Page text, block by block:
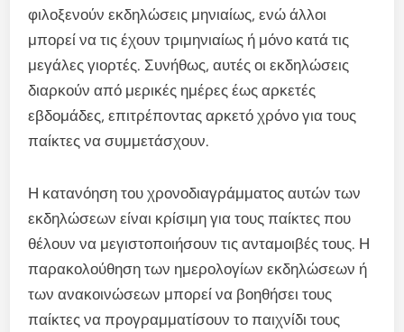
φιλοξενούν εκδηλώσεις μηνιαίως, ενώ άλλοι
μπορεί να τις έχουν τριμηνιαίως ή μόνο κατά τις
μεγάλες γιορτές. Συνήθως, αυτές οι εκδηλώσεις
διαρκούν από μερικές ημέρες έως αρκετές
εβδομάδες, επιτρέποντας αρκετό χρόνο για τους
παίκτες να συμμετάσχουν.
Η κατανόηση του χρονοδιαγράμματος αυτών των
εκδηλώσεων είναι κρίσιμη για τους παίκτες που
θέλουν να μεγιστοποιήσουν τις ανταμοιβές τους. Η
παρακολούθηση των ημερολογίων εκδηλώσεων ή
των ανακοινώσεων μπορεί να βοηθήσει τους
παίκτες να προγραμματίσουν το παιχνίδι τους